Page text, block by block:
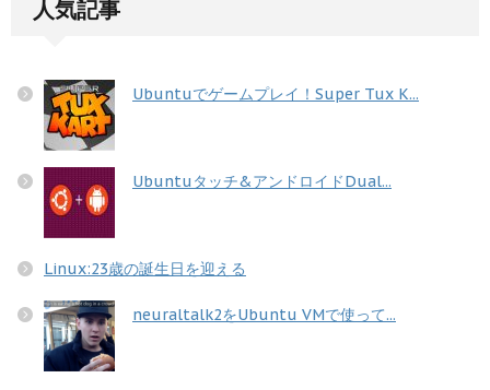
人気記事
Ubuntuでゲームプレイ！Super Tux K...
Ubuntuタッチ&アンドロイドDual...
Linux:23歳の誕生日を迎える
neuraltalk2をUbuntu VMで使って...